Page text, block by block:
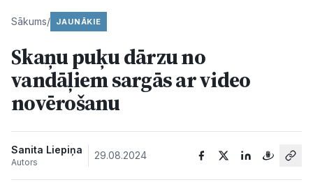
Ziņas
Sabiedrība
Sākums/ JAUNĀKIE
Skaņu puķu dārzu no
vandāļiem sargās ar video
novērošanu
Sanita Liepiņa
Autors
29.08.2024